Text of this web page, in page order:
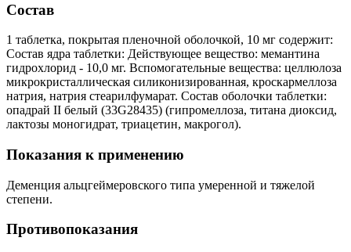
Состав
1 таблетка, покрытая пленочной оболочкой, 10 мг содержит:
Состав ядра таблетки: Действующее вещество: мемантина
гидрохлорид - 10,0 мг. Вспомогательные вещества: целлюлоза
микрокристаллическая силиконизированная, кроскармеллоза
натрия, натрия стеарилфумарат. Состав оболочки таблетки:
опадрай II белый (33G28435) (гипромеллоза, титана диоксид,
лактозы моногидрат, триацетин, макрогол).
Показания к применению
Деменция альцгеймеровского типа умеренной и тяжелой
степени.
Противопоказания